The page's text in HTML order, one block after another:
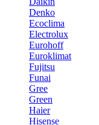
Denko
Ecoclima
Electrolux
Eurohoff
Euroklimat
Fujitsu
Funai
Gree
Green
Haier
Hisense